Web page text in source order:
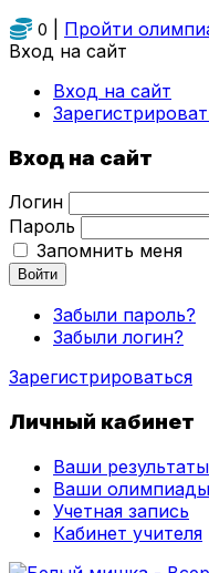
0 Пройти
Вход на сайт
Вход на сайт
Вход на сайт
Логин
Пароль
Запомнить меня
Войти
Забыли пароль?
Забыли логин?
Зарегистрироваться
Личный кабинет
Ваши результаты
Ваши олимпиады
Учетная запись
Кабинет учителя